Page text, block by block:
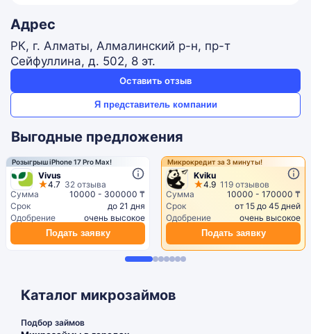
Адрес
РК, г. Алматы, Алмалинский р-н, пр-т
Сейфуллина, д. 502, 8 эт.
Оставить отзыв
Я представитель компании
Выгодные предложения
Розыгрыш iPhone 17 Pro Max!
Vivus
4.7 32 отзыва
Сумма
10000 - 300000 ₸
Срок
до 21 дня
Одобрение
очень высокое
Подать заявку
Микрокредит за 3 минуты!
Kviku
4.9 119 отзывов
Сумма
10000 - 170000 ₸
Срок
от 15 до 45 дней
Одобрение
очень высокое
Подать заявку
Каталог микрозаймов
Подбор займов